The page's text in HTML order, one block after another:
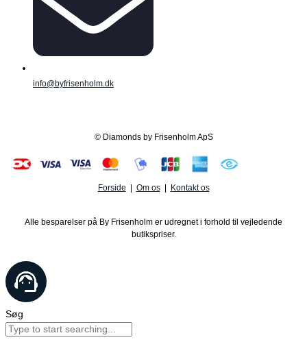
info@byfrisenholm.dk
© Diamonds by Frisenholm ApS
Forside Om os| Kontakt os
Alle besparelser på By Frisenholm er udregnet i forhold til vejledende
butikspriser.
Søg